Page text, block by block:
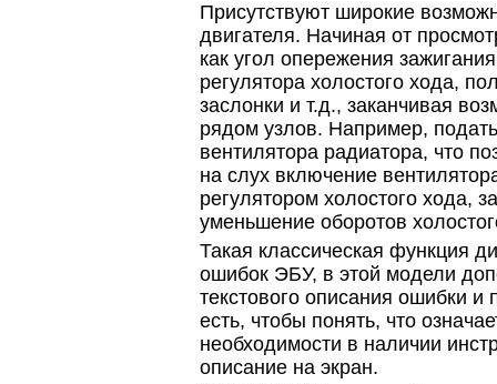
Присутствуют широкие
двигателя. Начиная от
как угол опережения
регулятора холостого хода,
заслонки и т.д., заканчивая
рядом узлов. Например,
вентилятора радиатора, что
на слух включение
регулятором холостого хода,
уменьшение оборотов
Такая классическая функция
ошибок ЭБУ, в этой модели
текстового описания ошибки
есть, чтобы понять, что
необходимости в наличии
описание на экран.